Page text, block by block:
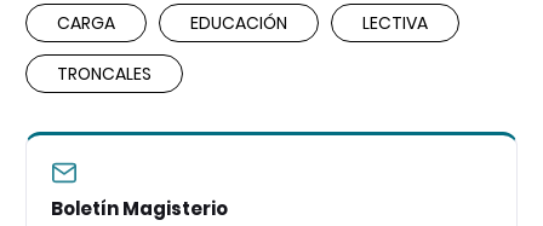
CARGA EDUCACIÓN LECTIVA
TRONCALES
Boletín Magisterio